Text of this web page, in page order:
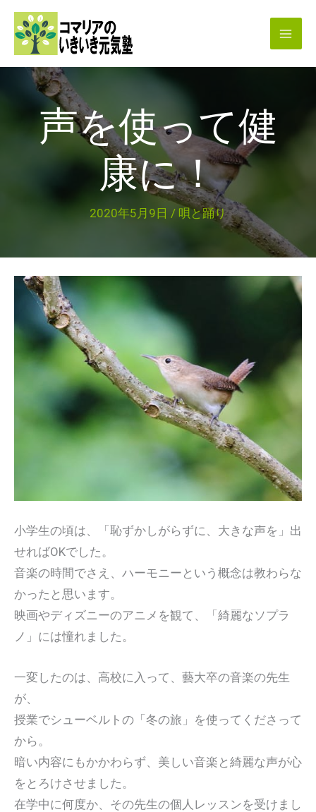
声を使って健
康に！
2020年5月9日 / 唄と踊り
小学生の頃は、「恥ずかしがらずに、大きな声を」出
せればOKでした。
音楽の時間でさえ、ハーモニーという概念は教わらな
かったと思います。
映画やディズニーのアニメを観て、「綺麗なソプラ
ノ」には憧れました。
一変したのは、高校に入って、藝大卒の音楽の先生
が、
授業でシューベルトの「冬の旅」を使ってくださって
から。
暗い内容にもかかわらず、美しい音楽と綺麗な声が心
をとろけさせました。
在学中に何度か、その先生の個人レッスンを受けまし